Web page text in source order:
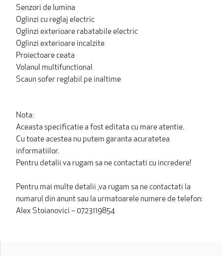
Senzori de lumina
Oglinzi cu reglaj electric
Oglinzi exterioare rabatabile electric
Oglinzi exterioare incalzite
Proiectoare ceata
Volanul multifunctional
Scaun sofer reglabil pe inaltime
Nota:
Aceasta specificatie a fost editata cu mare atentie.
Cu toate acestea nu putem garanta acuratetea
informatiilor.
Pentru detalii va rugam sa ne contactati cu incredere!
Pentru mai multe detalii ,va rugam sa ne contactati la
numarul din anunt sau la urmatoarele numere de telefon:
Alex Stoianovici – 0723119854